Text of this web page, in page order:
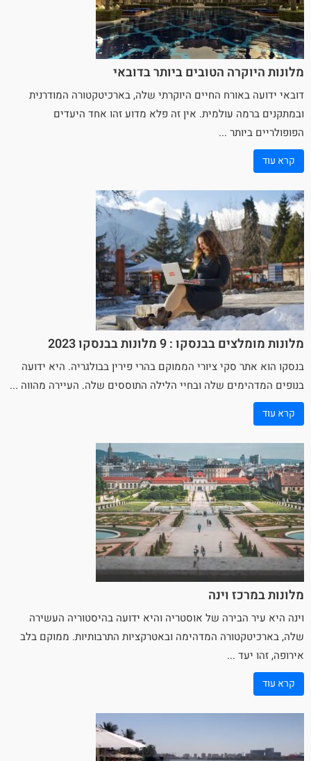
מלונות היוקרה הטובים ביותר בדובאי
דובאי ידועה באורח החיים היוקרתי שלה, בארכיטקטורה המודרנית
ובמתקנים ברמה עולמית. אין זה פלא מדוע זהו אחד היעדים
הפופולריים ביותר ...
קרא עוד
מלונות מומלצים בבנסקו : 9 מלונות בבנסקו 2023
בנסקוהוא אתרסקיציורי הממוקם בהרי פירין בבולגריה. היא ידועה
בנופים המדהימים שלה ובחיי הלילה התוססים שלה. העיירה מהווה ...
קרא עוד
מלונות במרכז וינה
וינההיא עיר הבירה של אוסטריה והיא ידועה בהיסטוריה העשירה
שלה, בארכיטקטורה המדהימה ובאטרקציות התרבותיות. ממוקם בלב
אירופה, זהו יעד ...
קרא עוד